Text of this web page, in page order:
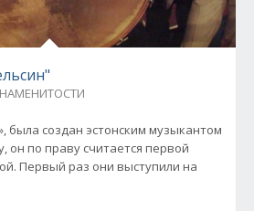
была создан эстонским музыкантом
он по праву считается первой
Первый раз они выступили на